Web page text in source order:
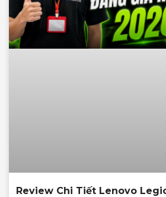
Review Chi Tiết Lenovo